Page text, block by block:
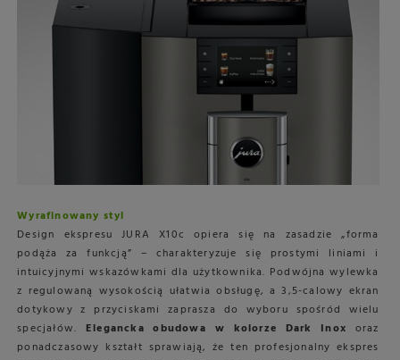
Wyrafinowany styl
Design ekspresu JURA X10c opiera się na zasadzie „forma
podąża za funkcją” – charakteryzuje się prostymi liniami i
intuicyjnymi wskazówkami dla użytkownika. Podwójna wylewka
z regulowaną wysokością ułatwia obsługę, a 3,5-calowy ekran
dotykowy z przyciskami zaprasza do wyboru spośród wielu
specjałów. Elegancka obudowa w kolorze Dark Inox oraz
ponadczasowy kształt sprawiają, że ten profesjonalny ekspres